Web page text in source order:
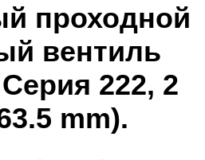
проходной
вентиль
222, 2
mm).